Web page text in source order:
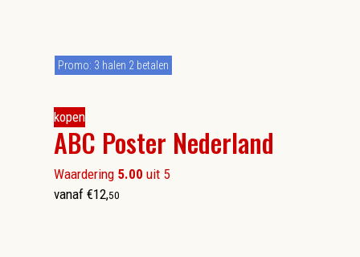
kopen
ABC Poster Nederland
Waardering 5.00 uit 5
Promo: 3 halen 2 betalen
vanaf €12,50